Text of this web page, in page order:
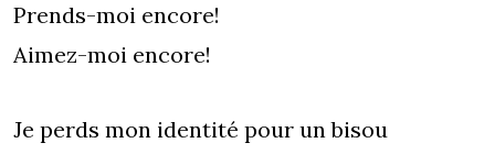
Prends-moi encore!
Aimez-moi encore!
Je perds mon identité pour un bisou